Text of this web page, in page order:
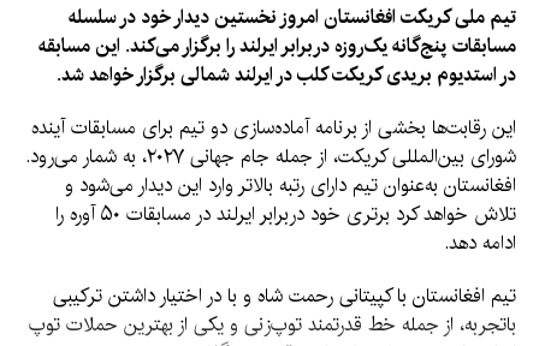
تیم ملی کریکت افغانستان امروز نخستین دیدار خود در سلسله
مسابقات پنج‌گانه یک‌روزه دربرابر ایرلند را برگزار می‌کند. این مسابقه
در استدیوم بریدی کریکت کلب در ایرلند شمالی برگزار خواهد شد.
این رقابت‌ها بخشی از برنامه آماده‌سازی دو تیم برای مسابقات آینده
شورای بین‌المللی کریکت، از جمله جام جهانی ۲۰۲۷، به شمار می‌رود.
افغانستان به‌عنوان تیم دارای رتبه بالاتر وارد این دیدار می‌شود و
تلاش خواهد کرد برتری خود دربرابر ایرلند در مسابقات ۵۰ آوره را
ادامه دهد.
تیم افغانستان با کپیتانی رحمت شاه و با در اختیار داشتن ترکیبی
باتجربه، از جمله خط قدرتمند توپ‌زنی و یکی از بهترین حملات توپ